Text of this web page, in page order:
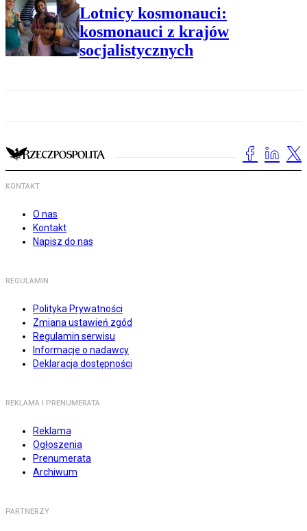
Lotnicy kosmonauci:
kosmonauci z krajów
socjalistycznych
KONTAKT
O nas
Kontakt
Napisz do nas
REGULAMIN
Polityka Prywatności
Zmiana ustawień zgód
Regulamin serwisu
Informacje o nadawcy
Deklaracja dostępności
REKLAMA I PRENUMERATA
Reklama
Ogłoszenia
Prenumerata
Archiwum
PARTNERZY